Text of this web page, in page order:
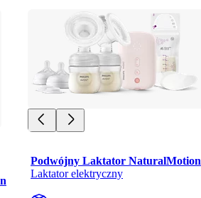
Podwójny Laktator NaturalMotion
Laktator elektryczny